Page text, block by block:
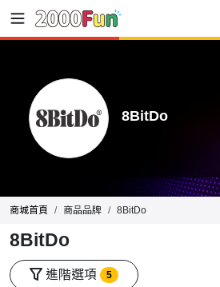
8BitDo
商城首頁 商品品牌 8BitDo
8BitDo
進階選項 5